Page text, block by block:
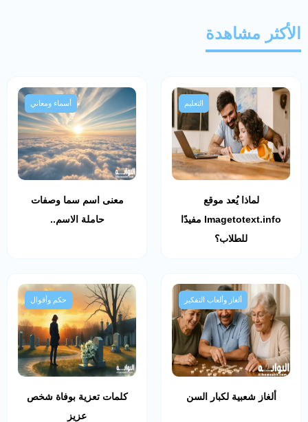
الأكثر مشاهدة
التعليم
لماذا يُعد موقع
Imagetotext.info مفيدًا
للطلاب؟
أسماء ومعاني
معنى اسم سما وصفات
حاملة الاسم..
ألغاز وألعاب التفكير
ألغاز شعبية لكبار السن
حكم وأقوال
كلمات تعزية بوفاة شخص
عزيز